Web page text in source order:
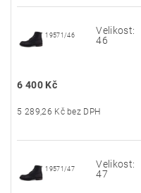
19571/46
Velikost:
46
6 400 Kč
5 289,26 Kč bez DPH
19571/47
Velikost:
47